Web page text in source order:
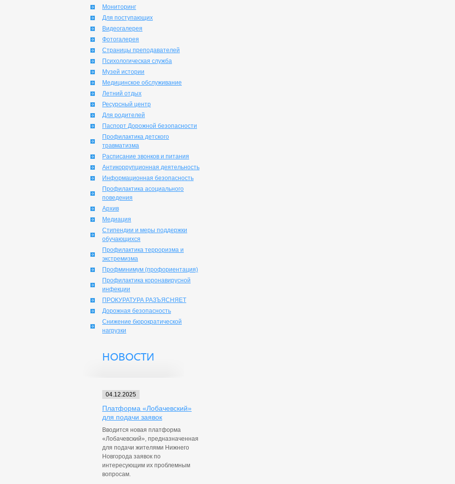
Мониторинг
Для поступающих
Видеогалерея
Фотогалерея
Страницы преподавателей
Психологическая служба
Музей истории
Медицинское обслуживание
Летний отдых
Ресурсный центр
Для родителей
Паспорт Дорожной безопасности
Профилактика детского
травматизма
Расписание звонков и питания
Антикоррупционная деятельность
Информационная безопасность
Профилактика асоциального
поведения
Архив
Медиация
Стипендии и меры поддержки
обучающихся
Профилактика терроризма и
экстремизма
Профминимум (профориентация)
Профилактика коронавирусной
инфекции
ПРОКУРАТУРА РАЗЪЯСНЯЕТ
Дорожная безопасность
Снижение бюрократической
нагрузки
НОВОСТИ
04.12.2025
Платформа «Лобачевский»
для подачи заявок
Вводится новая платформа
«Лобачевский», предназначенная
для подачи жителями Нижнего
Новгорода заявок по
интересующим их проблемным
вопросам.